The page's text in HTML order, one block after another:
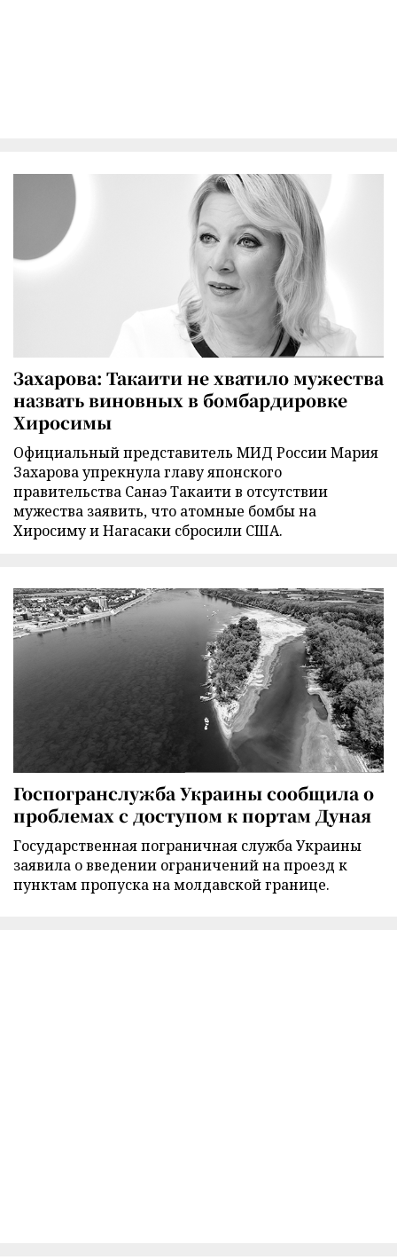
Захарова: Такаити не хватило мужества
назвать виновных в бомбардировке
Хиросимы
Официальный представитель МИД России Мария
Захарова упрекнула главу японского
правительства Санаэ Такаити в отсутствии
мужества заявить, что атомные бомбы на
Хиросиму и Нагасаки сбросили США.
Госпогранслужба Украины сообщила о
проблемах с доступом к портам Дуная
Государственная пограничная служба Украины
заявила о введении ограничений на проезд к
пунктам пропуска на молдавской границе.